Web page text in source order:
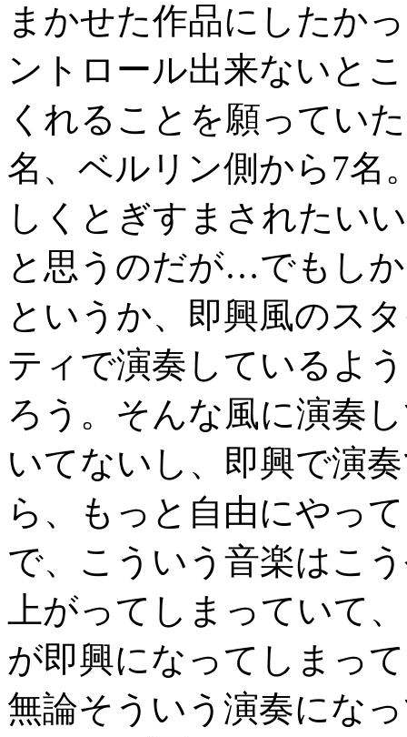
まかせた作品にしたか
ントロール出来ないと
くれることを願ってい
名、ベルリン側から7
しくとぎすまされたい
と思うのだが…でもし
というか、即興風のス
ティで演奏しているよ
ろう。そんな風に演奏
いてないし、即興で演
ら、もっと自由にやっ
で、こういう音楽はこ
上がってしまっていて
が即興になってしまっ
無論そういう演奏にな